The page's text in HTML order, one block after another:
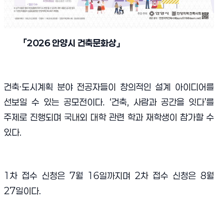
「2026안양시 건축문화상」
건축·도시계획 분야 전공자들이 창의적인 설계 아이디어를
선보일 수 있는 공모전이다. ‘건축, 사람과 공간을 잇다’를
주제로 진행되며 국내외 대학 관련 학과 재학생이 참가할 수
있다.
1차 접수 신청은 7월 16일까지며 2차 접수 신청은 8월
27일이다.